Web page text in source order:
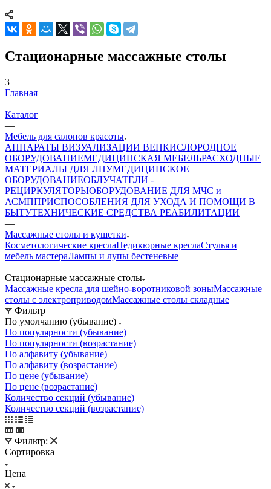
Стационарные массажные столы
3
Главная
—
Каталог
—
Мебель для салонов красоты
АППАРАТЫ ВИЗУАЛИЗАЦИИ ВЕНКИСЛОРОДНОЕ
ОБОРУДОВАНИЕМЕДИЦИНСКАЯ МЕБЕЛЬРАСХОДНЫЕ
МАТЕРИАЛЫ ДЛЯ ЛПУМЕДИЦИНСКОЕ
ОБОРУДОВАНИЕОБЛУЧАТЕЛИ -
РЕЦИРКУЛЯТОРЫОБОРУДОВАНИЕ ДЛЯ МЧС и
АСМППРИСПОСОБЛЕНИЯ ДЛЯ УХОДА И ПОМОЩИ В
БЫТУТЕХНИЧЕСКИЕ СРЕДСТВА РЕАБИЛИТАЦИИ
—
Массажные столы и кушетки
Косметологические креслаПедикюрные креслаСтулья и
мебель мастераЛампы и лупы бестеневые
—
Стационарные массажные столы
Массажные кресла для шейно-воротниковой зоныМассажные
столы с электроприводомМассажные столы складные
Фильтр
По умолчанию (убывание)
По популярности (убывание)
По популярности (возрастание)
По алфавиту (убывание)
По алфавиту (возрастание)
По цене (убывание)
По цене (возрастание)
Количество секций (убывание)
Количество секций (возрастание)
Фильтр:
Сортировка
Цена